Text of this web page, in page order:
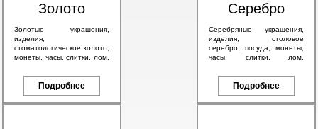
Золото
Золотые украшения,
изделия,
стоматологическое золото,
монеты, часы, слитки, лом,
золото 56 пробы и
брендовые изделия.
Подробнее
Серебро
Серебряные украшения,
изделия, столовое
серебро, посуда, монеты,
часы, слитки, лом,
пробы, в том числе с
эмалью.Подробнее